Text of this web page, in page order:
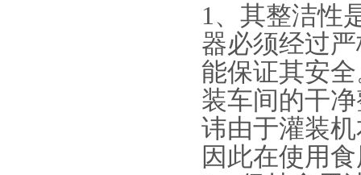
1、其整洁性
器必须经过
能保证其安
装车间的干
讳由于灌装
因此在使用